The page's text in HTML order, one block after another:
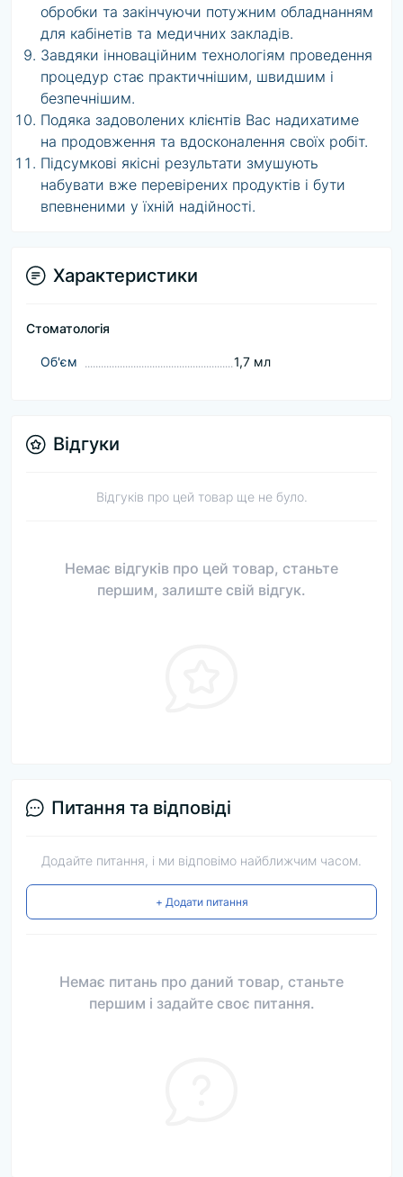
обробки та закінчуючи потужним обладнанням
для кабінетів та медичних закладів.
Завдяки інноваційним технологіям проведення
процедур стає практичнішим, швидшим і
безпечнішим.
Подяка задоволених клієнтів Вас надихатиме
на продовження та вдосконалення своїх робіт.
Підсумкові якісні результати змушують
набувати вже перевірених продуктів і бути
впевненими у їхній надійності.
Характеристики
Стоматологія
Об'єм 1,7 мл
Відгуки
Відгуків про цей товар ще не було.
Немає відгуків про цей товар, станьте
першим, залиште свій відгук.
Питання та відповіді
Додайте питання, і ми відповімо найближчим часом.
+ Додати питання
Немає питань про даний товар, станьте
першим і задайте своє питання.